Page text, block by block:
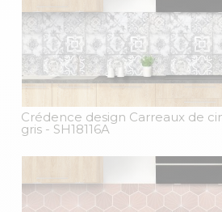
Crédence design Carreaux de
gris - SH18116A